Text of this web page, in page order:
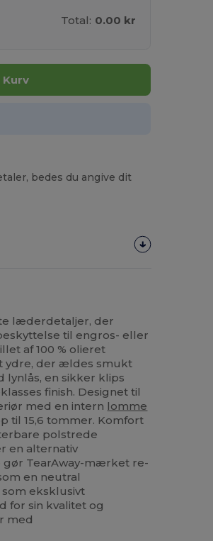
Total: 0.00 kr
Kurv
bedes du angive dit
læderdetaljer, der
til engros- eller
af 100 % olieret
ydre, der ældes smukt
en sikker klips
finish. Designet til
med en intern lomme
til 15,6 tommer. Komfort
polstrede
en alternativ
TearAway-mærket re-
en neutral
eksklusivt
for sin kvalitet og
med